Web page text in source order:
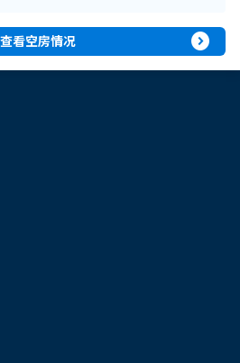
查看空房情况 expand_circle_right